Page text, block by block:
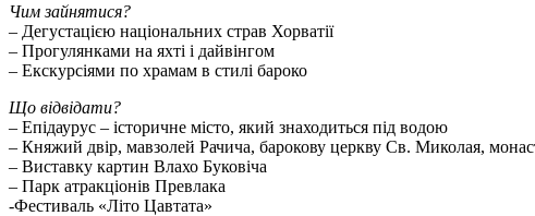
Чим зайнятися?
– Дегустацією національних страв Хорватії
– Прогулянками на яхті і дайвінгом
– Екскурсіями по храмам в стилі бароко
Що відвідати?
– Епідаурус – історичне місто, який знаходиться під водою
– Княжий двір, мавзолей Рачича, барокову церкву Св. Миколая,
– Виставку картин Влахо Буковіча
– Парк атракціонів Превлака
-Фестиваль «Літо Цавтата»